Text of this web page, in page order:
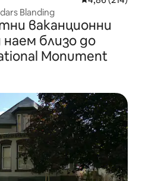
Blanding
ваканционни
близо до
Monument